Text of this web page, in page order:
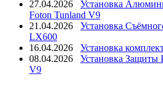
27.04.2026
Установка
Foton Tunland V9
21.04.2026
Установка
LX600
16.04.2026
Установка
08.04.2026
Установка Защиты
V9